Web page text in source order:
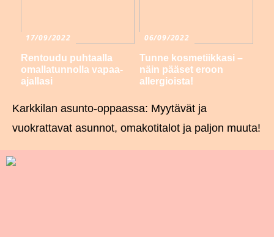
17/09/2022
Rentoudu puhtaalla
omallatunnolla vapaa-
ajallasi
06/09/2022
Tunne kosmetiikkasi –
näin pääset eroon
allergioista!
Karkkilan asunto-oppaassa: Myytävät ja
vuokrattavat asunnot, omakotitalot ja paljon muuta!